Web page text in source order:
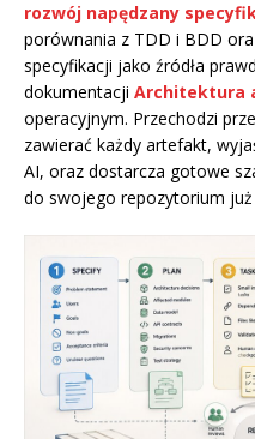
rozwój napędzany
porównania z TDD i BDD
specyfikacji jako źródła
dokumentacji Architektura
operacyjnym. Przechodzi
zawierać każdy artefakt,
AI, oraz dostarcza gotowe
do swojego repozytorium już